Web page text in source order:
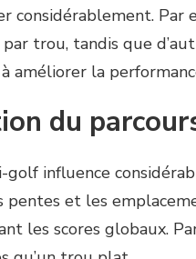
considérablement. Par
trou, tandis que
améliorer la
du
golf influence
et les
les scores globaux.